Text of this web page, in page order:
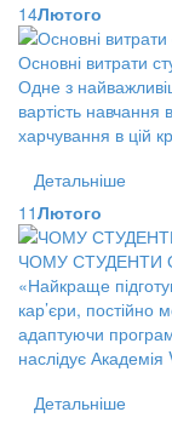
14Лютого
Основні витрати
Одне з
вартість
харчування в цій
Детальніше
11Лютого
ЧОМУ СТУДЕНТИ
«Найкраще
кар’єри, постійно
адаптуючи
наслідує
Детальніше